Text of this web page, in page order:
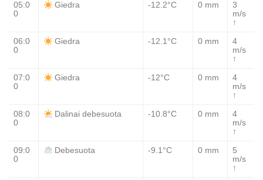
05:0
0
Giedra -12.2°C 0 mm
3
m/s
↑
06:0
0
Giedra -12.1°C 0 mm
4
m/s
↑
07:0
0
Giedra -12°C 0 mm
4
m/s
↑
08:0
0
Dalinai debesuota -10.8°C 0 mm
4
m/s
↑
09:0
0
Debesuota -9.1°C 0 mm
5
m/s
↑